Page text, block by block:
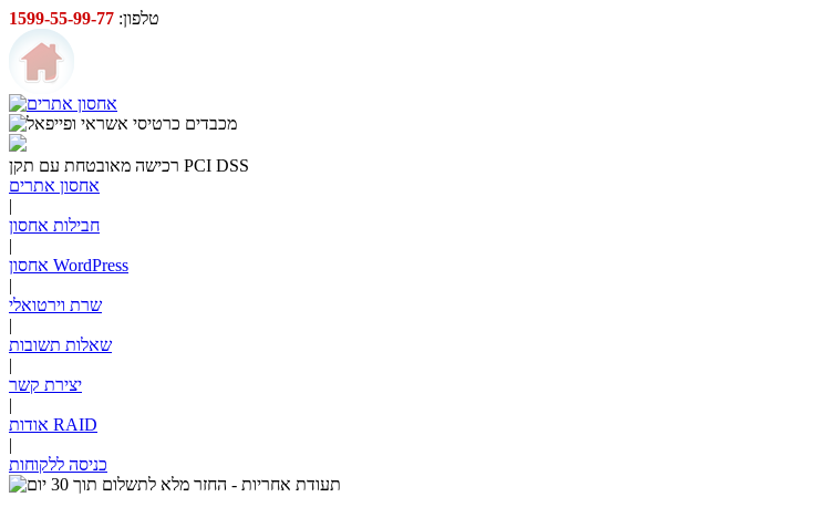
טלפון: 1599-55-99-77
רכישה מאובטחת עם תקן PCI DSS
אחסון אתרים
|
חבילות אחסון
|
אחסון WordPress
|
שרת וירטואלי
|
שאלות תשובות
|
יצירת קשר
|
RAID
|
כניסה ללקוחות